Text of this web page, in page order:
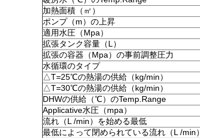
加熱面積（㎡）
ポンプ（m）の上昇
適用水圧（Mpa）
拡張タンク容量（L）
拡張の容器（Mpa）の事前調整圧力
水循環のタイプ
△T=25℃の熱湯の供給（kg/min）
△T=30℃の熱湯の供給（kg/min）
DHWの供給（℃）のTemp.Range
Applicative水圧（mpa）
流れ（L /min）を始める最低
最低によって閉められている流れ（L /min）